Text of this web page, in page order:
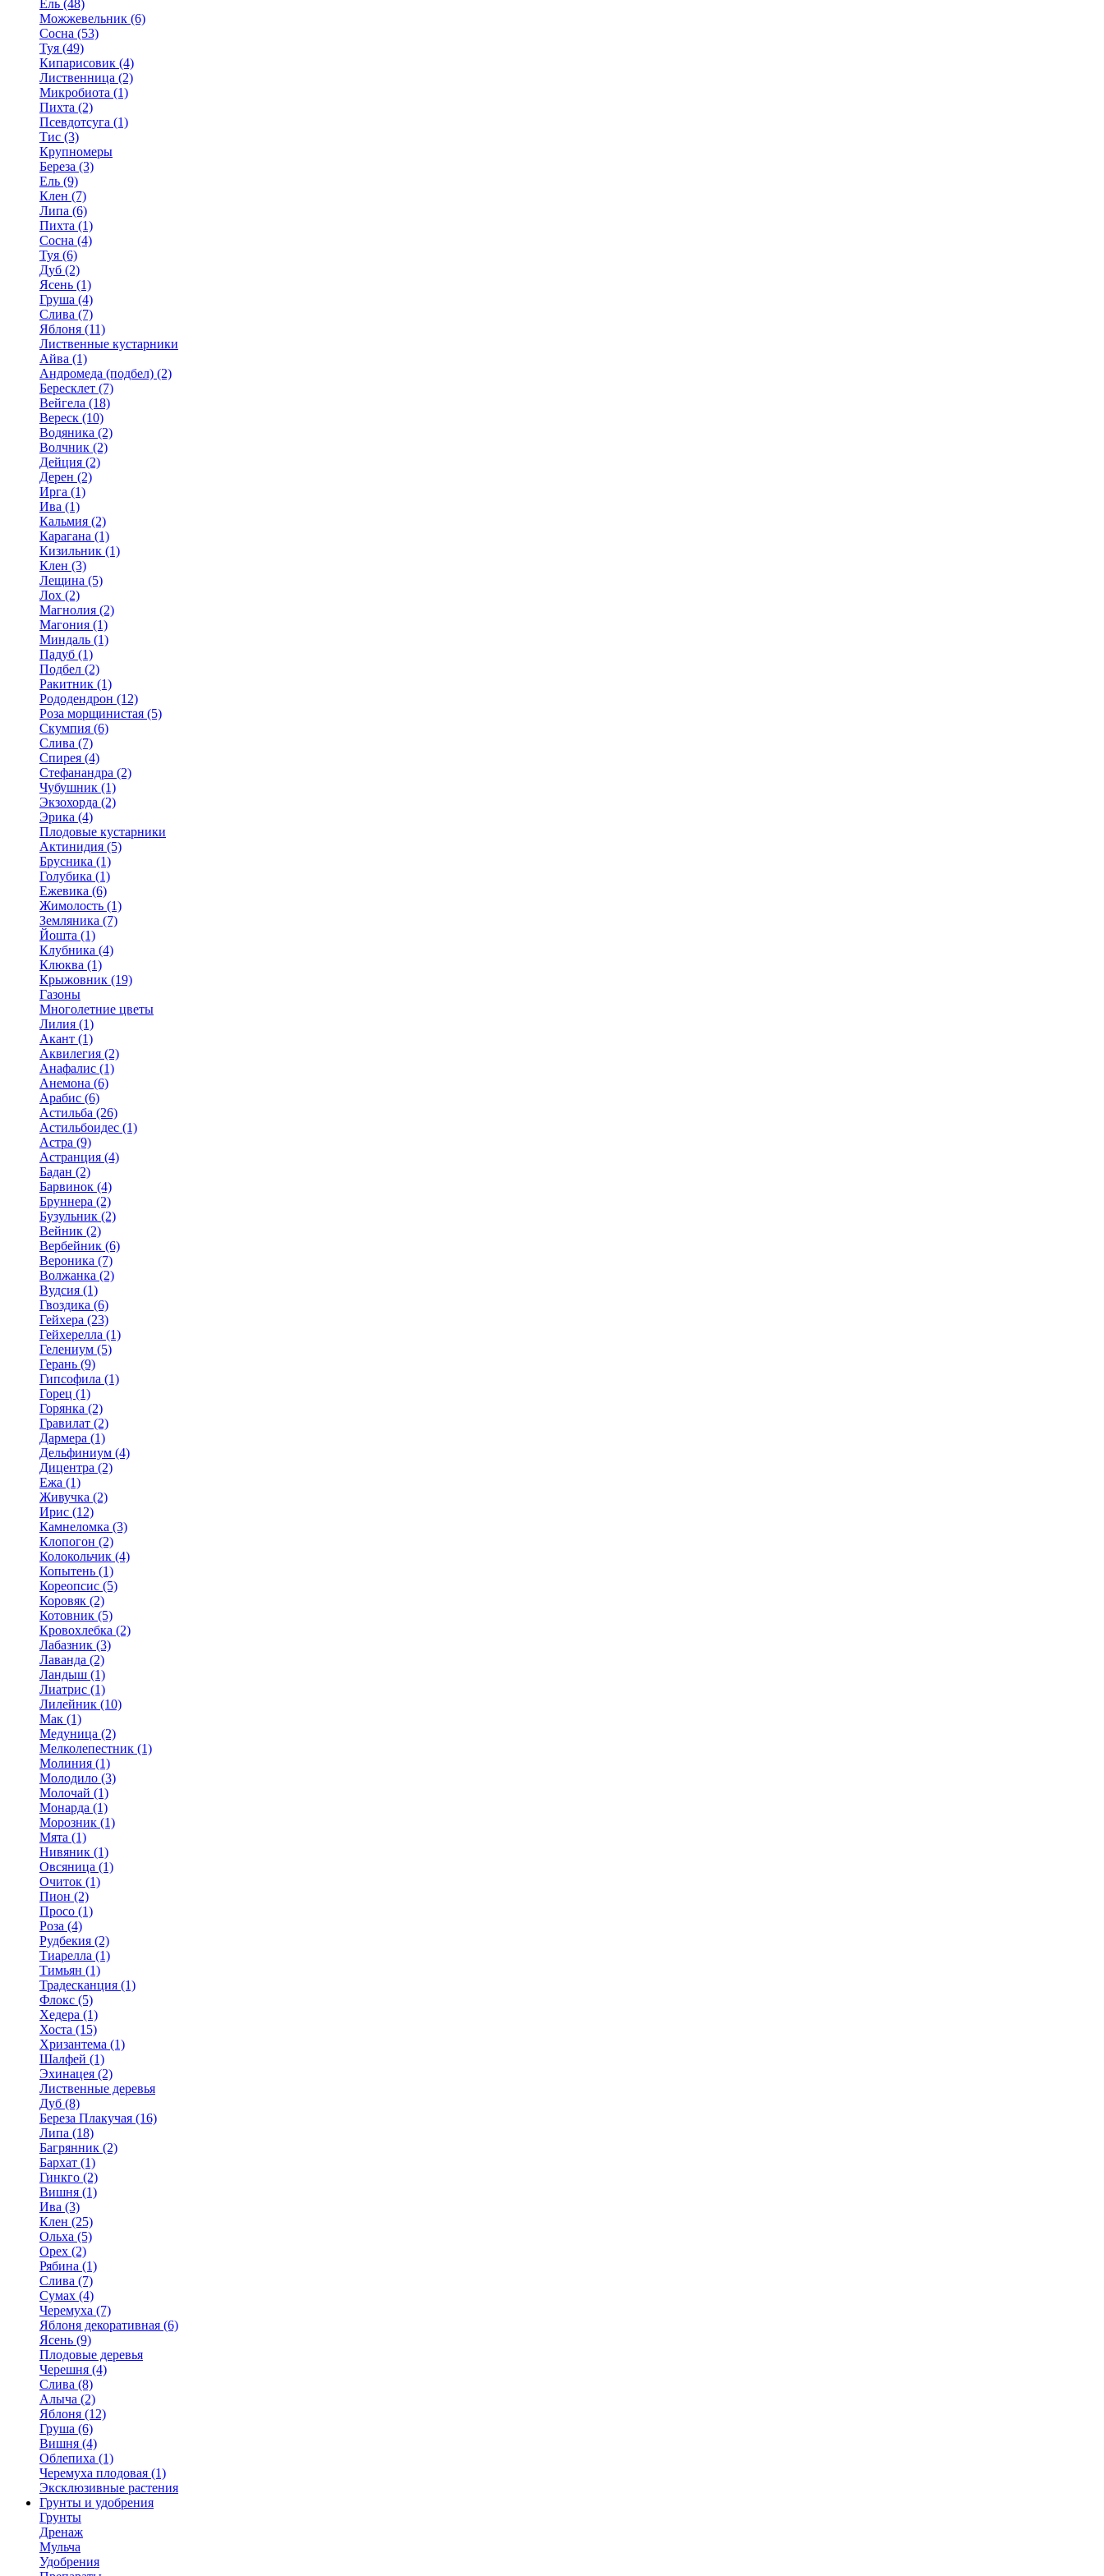
Ель (48)
Можжевельник (6)
Сосна (53)
Туя (49)
Кипарисовик (4)
Лиственница (2)
Микробиота (1)
Пихта (2)
Псевдотсуга (1)
Тис (3)
Крупномеры
Береза (3)
Ель (9)
Клен (7)
Липа (6)
Пихта (1)
Сосна (4)
Туя (6)
Дуб (2)
Ясень (1)
Груша (4)
Слива (7)
Яблоня (11)
Лиственные кустарники
Айва (1)
Андромеда (подбел) (2)
Бересклет (7)
Вейгела (18)
Вереск (10)
Водяника (2)
Волчник (2)
Дейция (2)
Дерен (2)
Ирга (1)
Ива (1)
Кальмия (2)
Карагана (1)
Кизильник (1)
Клен (3)
Лещина (5)
Лох (2)
Магнолия (2)
Магония (1)
Миндаль (1)
Падуб (1)
Подбел (2)
Ракитник (1)
Рододендрон (12)
Роза морщинистая (5)
Скумпия (6)
Слива (7)
Спирея (4)
Стефанандра (2)
Чубушник (1)
Экзохорда (2)
Эрика (4)
Плодовые кустарники
Актинидия (5)
Брусника (1)
Голубика (1)
Ежевика (6)
Жимолость (1)
Земляника (7)
Йошта (1)
Клубника (4)
Клюква (1)
Крыжовник (19)
Газоны
Многолетние цветы
Лилия (1)
Акант (1)
Аквилегия (2)
Анафалис (1)
Анемона (6)
Арабис (6)
Астильба (26)
Астильбоидес (1)
Астра (9)
Астранция (4)
Бадан (2)
Барвинок (4)
Бруннера (2)
Бузульник (2)
Вейник (2)
Вербейник (6)
Вероника (7)
Волжанка (2)
Вудсия (1)
Гвоздика (6)
Гейхера (23)
Гейхерелла (1)
Гелениум (5)
Герань (9)
Гипсофила (1)
Горец (1)
Горянка (2)
Гравилат (2)
Дармера (1)
Дельфиниум (4)
Дицентра (2)
Ежа (1)
Живучка (2)
Ирис (12)
Камнеломка (3)
Клопогон (2)
Колокольчик (4)
Копытень (1)
Кореопсис (5)
Коровяк (2)
Котовник (5)
Кровохлебка (2)
Лабазник (3)
Лаванда (2)
Ландыш (1)
Лиатрис (1)
Лилейник (10)
Мак (1)
Медуница (2)
Мелколепестник (1)
Молиния (1)
Молодило (3)
Молочай (1)
Монарда (1)
Морозник (1)
Мята (1)
Нивяник (1)
Овсяница (1)
Очиток (1)
Пион (2)
Просо (1)
Роза (4)
Рудбекия (2)
Тиарелла (1)
Тимьян (1)
Традесканция (1)
Флокс (5)
Хедера (1)
Хоста (15)
Хризантема (1)
Шалфей (1)
Эхинацея (2)
Лиственные деревья
Дуб (8)
Береза Плакучая (16)
Липа (18)
Багрянник (2)
Бархат (1)
Гинкго (2)
Вишня (1)
Ива (3)
Клен (25)
Ольха (5)
Орех (2)
Рябина (1)
Слива (7)
Сумах (4)
Черемуха (7)
Яблоня декоративная (6)
Ясень (9)
Плодовые деревья
Черешня (4)
Слива (8)
Алыча (2)
Яблоня (12)
Груша (6)
Вишня (4)
Облепиха (1)
Черемуха плодовая (1)
Эксклюзивные растения
Грунты и удобрения
Грунты
Дренаж
Мульча
Удобрения